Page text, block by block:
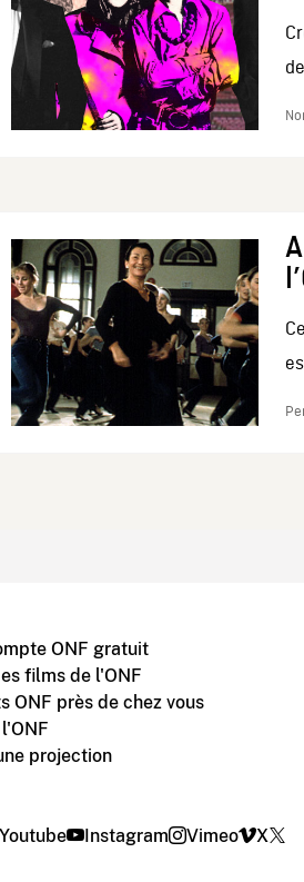
ONF gratuit
films de l'ONF
ONF près de chez vous
projection
Youtube Instagram Vimeo X